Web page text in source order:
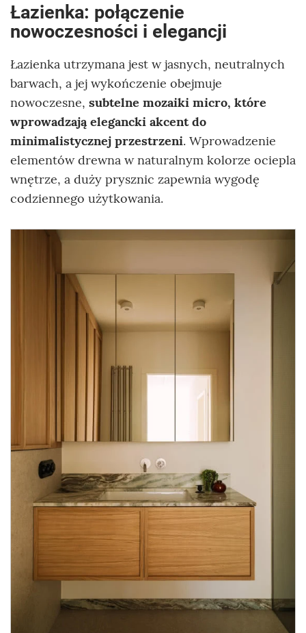
Łazienka: połączenie
nowoczesności i elegancji
Łazienka utrzymana jest w jasnych, neutralnych
barwach, a jej wykończenie obejmuje
nowoczesne, subtelne mozaiki micro, które
wprowadzają elegancki akcent do
minimalistycznej przestrzeni. Wprowadzenie
elementów drewna w naturalnym kolorze ociepla
wnętrze, a duży prysznic zapewnia wygodę
codziennego użytkowania.